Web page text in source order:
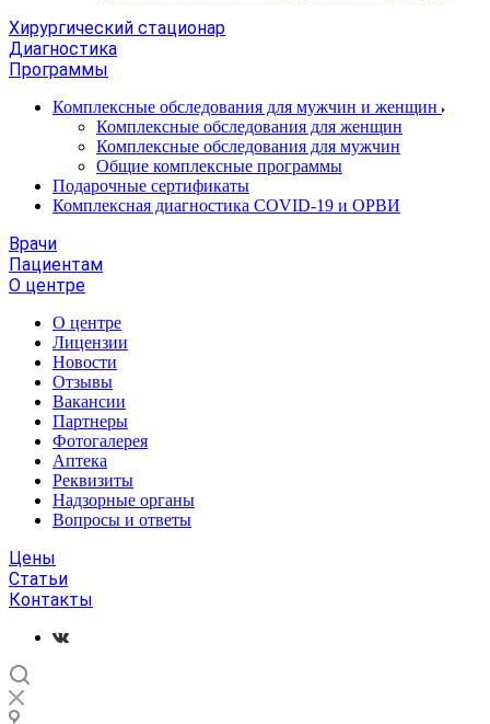
Хирургический стационар
Диагностика
Программы
Комплексные обследования для мужчин и женщин
Комплексные обследования для женщин
Комплексные обследования для мужчин
Общие комплексные программы
Подарочные сертификаты
Комплексная диагностика COVID-19 и ОРВИ
Врачи
Пациентам
О центре
О центре
Лицензии
Новости
Отзывы
Вакансии
Партнеры
Фотогалерея
Аптека
Реквизиты
Надзорные органы
Вопросы и ответы
Цены
Статьи
Контакты